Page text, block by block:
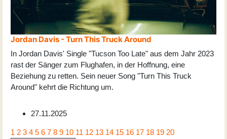
Jordan Davis - Turn This Truck Around
In Jordan Davis' Single "Tucson Too Late" aus dem Jahr 2023
rast der Sänger zum Flughafen, in der Hoffnung, eine
Beziehung zu retten. Sein neuer Song "Turn This Truck
Around" kehrt die Richtung um.
27.11.2025
1 2 3 4 5 6 7 8 9 10 11 12 13 14 15 16 17 18 19 20